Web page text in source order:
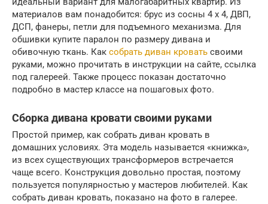
материалов вам понадобится: брус из сосны 4 х 4, ДВП,
ДСП, фанеры, петли для подъемного механизма. Для
обшивки купите паралон по размеру дивана и
обивочную ткань. Как собрать диван кровать своими
руками, можно прочитать в инструкции на сайте, ссылка
под галереей. Также процесс показан достаточно
подробно в мастер классе на пошаговых фото.
Сборка дивана кровати своими руками
Простой пример, как собрать диван кровать в
домашних условиях. Эта модель называется «книжка»,
из всех существующих трансформеров встречается
чаще всего. Конструкция довольно простая, поэтому
пользуется популярностью у мастеров любителей. Как
собрать диван кровать, показано на фото в галерее.